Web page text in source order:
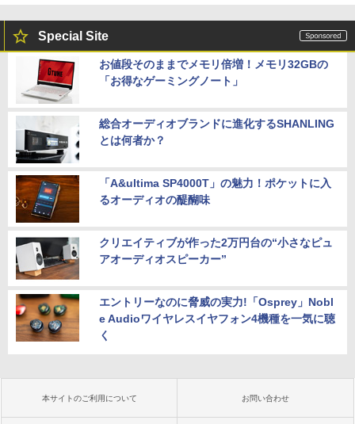
Special Site
お値段そのままでメモリ倍増！メモリ32GBの
「お得なゲーミングノート」
総合オーディオブランドに進化するSHANLING
とは何者か？
「A&ultima SP4000T」の魅力！ポケットに入
るオーディオの醍醐味
クリエイティブが作った2万円台の“小さなピュ
アオーディオスピーカー”
エントリーなのに脅威の実力!「Osprey」Nobl
e Audioワイヤレスイヤフォン4機種を一気に聴
く
本サイトのご利用について お問い合わせ